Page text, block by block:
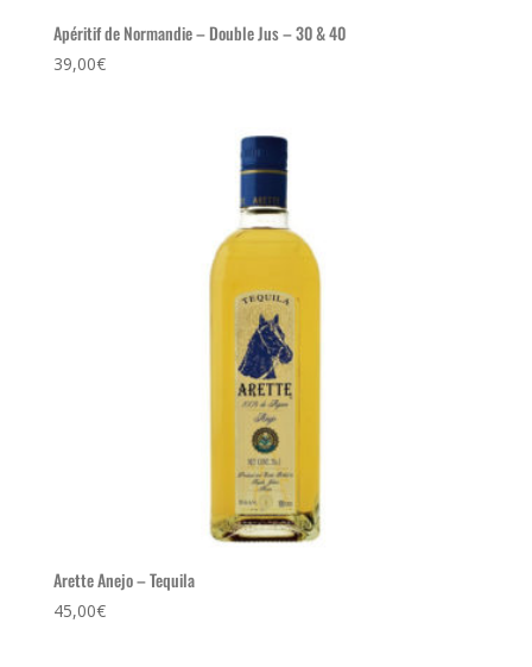
Apéritif de Normandie – Double Jus – 30 & 40
39,00€
Arette Anejo – Tequila
45,00€